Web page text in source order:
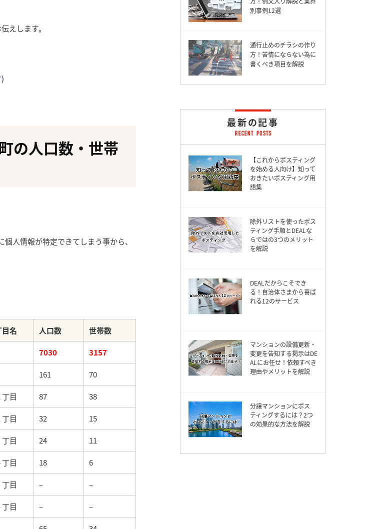
えします。
の人口数・世帯
人情報が特定できてしまう事から、
目名 人口数 世帯数
7030 3157
161 70
丁目 87 38
丁目 32 15
丁目 24 11
丁目 18 6
丁目 – –
丁目 – –
別事例12選
通行止めのチラシの作り
方！苦情にならない為に
書くべき項目を解説
最新の記事
【これからポスティング
を始める人向け】知って
おきたいポスティング用
語集
除外リストを使ったポス
ティング手順とDEALな
らではの3つのメリット
を解説
DEALだからこそでき
る！自治体さまから喜ば
れる12のサービス
マンションの設備更新・
変更を告知する掲示はDE
ALにお任せ！依頼すべき
理由やメリットを解説
分譲マンションにポス
ティングするには？2つ
の効果的な方法を解説